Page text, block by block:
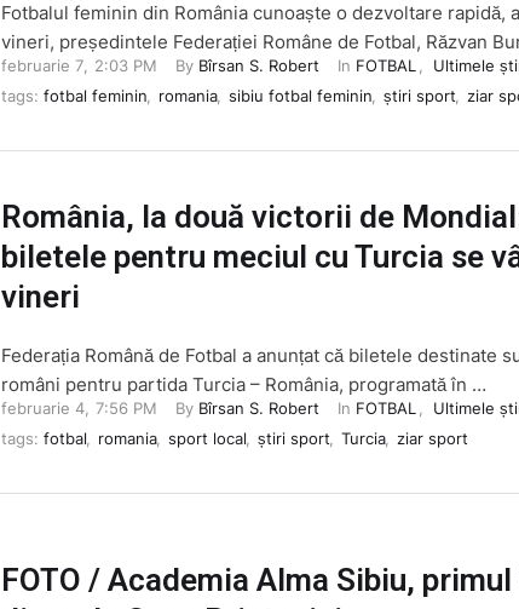
Fotbalul feminin din România cunoaște o dezvoltare rapidă,
vineri, președintele Federației Române de Fotbal, Răzvan
februarie 7, 2:03 PM By Bîrsan S. Robert In FOTBAL
Ultimele
tags: fotbal feminin romania, sibiu fotbal feminin știri sport ziar
România, la două victorii de
biletele pentru meciul cu Turcia se
vineri
Federația Română de Fotbal a anunțat că biletele destinate
români pentru partida Turcia – România, programată în …
februarie 4, 7:56 PM By Bîrsan S. Robert In FOTBAL
Ultimele
tags: fotbal romania, sport local știri sport Turcia, ziar sport
FOTO / Academia Alma Sibiu,